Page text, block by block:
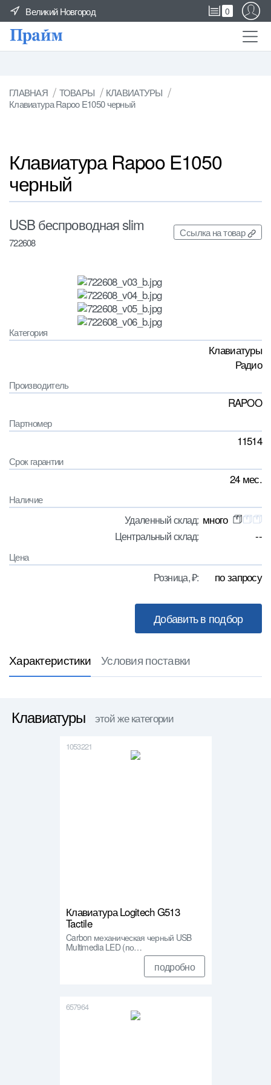
Великий Новгород 0
ГЛАВНАЯ ТОВАРЫ
КЛАВИАТУРЫ
Клавиатура Rapoo E1050 черный
Клавиатура Rapoo E1050
черный
USB беспроводная slim
722608
Ссылка на товар
Категория
Клавиатуры
Радио
Производитель
RAPOO
Партномер
11514
Срок гарантии
24 мес.
Наличие
Удаленный склад: много
Центральный склад: --
Цена
Розница, ₽: по запросу
Характеристики Условия поставки
Клавиатуры этой же категории
1053221
Клавиатура Logitech G513
Tactile
Carbon механическая черный USB
Multimedia LED (по…
подробно
657964